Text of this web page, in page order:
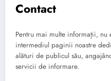
Contact
Pentru mai multe informații, nu
intermediul paginii noastre
alături de publicul său,
servicii de informare.